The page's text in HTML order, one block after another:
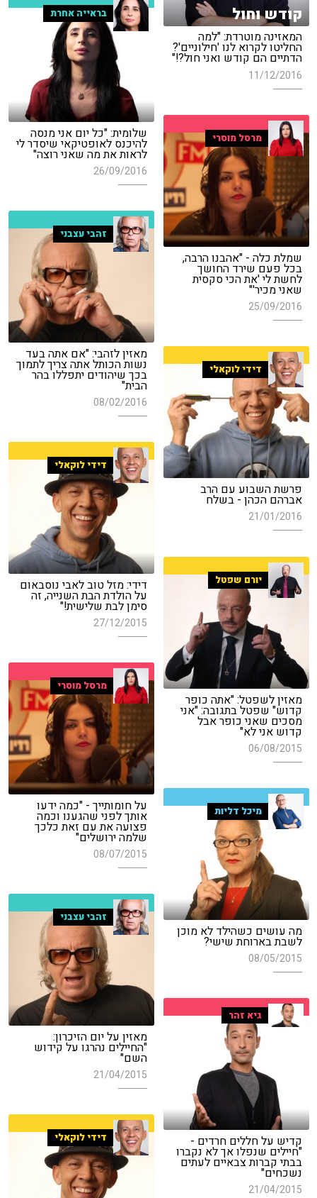
קודש וחול
המאזינה מוטרדת: "למה
החליטו לקרוא לנו 'חילוניים'?
הדתיים הם קודש ואני חול?!"
11/12/2016
בראייה אחרת
שלומית: "כל יום אני מנסה
להיכנס לאופטיקאי שיסדר לי
לראות את מה שאני רוצה"
26/09/2016
מרסל מוסרי
שמלת כלה - "אהבנו הרבה,
בכל פעם שירד החושך
לחשת לי 'את הכי סקסית
שאני מכיר'"
25/09/2016
זהבי עצבני
מאזין לזהבי: "אם אתה בעד
נשות הכותל אתה צריך לתמוך
בכך שיהודים יתפללו בהר
הבית"
08/02/2016
דידי לוקאלי
פרשת השבוע עם הרב
אברהם הכהן - בשלח
21/01/2016
דידי לוקאלי
דידי: מזל טוב לאבי נוסבאום
על הולדת הבת השנייה, זה
סימן לבת שלישית!"
27/12/2015
יורם שפטל
מאזין לשפטל: "אתה כופר
קדוש" שפטל בתגובה: "אני
מסכים שאני כופר אבל
קדוש אני לא"
06/08/2015
מרסל מוסרי
על חומותייך - "כמה ידעו
אותך לפני שהגענו וכמה
פצועה את עם זאת כלכך
שלמה ירושלים"
08/07/2015
מיכל דליות
מה עושים כשהילד לא מוכן
לשבת בארוחת שישי?
08/05/2015
זהבי עצבני
מאזין על יום הזיכרון:
"החיילים נהרגו על קידוש
השם"
21/04/2015
גיא זהר
קדיש על חללים חרדים -
"חיילים שנפלו אך לא נקברו
בבתי קברות צבאיים לעתים
נשכחים"
21/04/2015
דידי לוקאלי